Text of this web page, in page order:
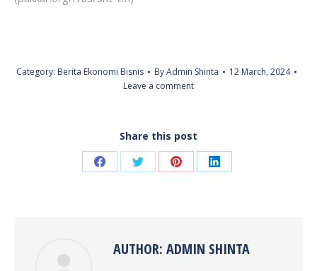
Category: Berita Ekonomi Bisnis ByAdmin Shinta
12 March, 2024
Leave a comment
Share this post
Share Share Share Share
AUTHOR: ADMIN SHINTA